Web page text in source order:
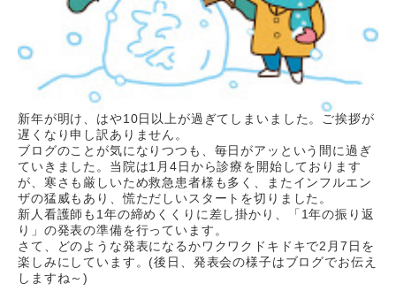
新年が明け、はや10日以上が過ぎてしまいました。ご挨拶が
遅くなり申し訳ありません。
ブログのことが気になりつつも、毎日がアッという間に過ぎ
ていきました。当院は1 月4日から診療を開始しております
が、寒さも厳しいため救急患者様も多く、またインフルエン
ザの猛威もあり、慌ただしいスタートを切りました。
新人看護師も 1 年の締めくくりに差し掛かり、「 1年の振り返
り」の発表の準備を行っています。
さて、どのような発表になるかワクワクドキドキで2 月7 日を
楽しみにしています。 (後日、発表会の様子はブログでお伝え
しますね～)